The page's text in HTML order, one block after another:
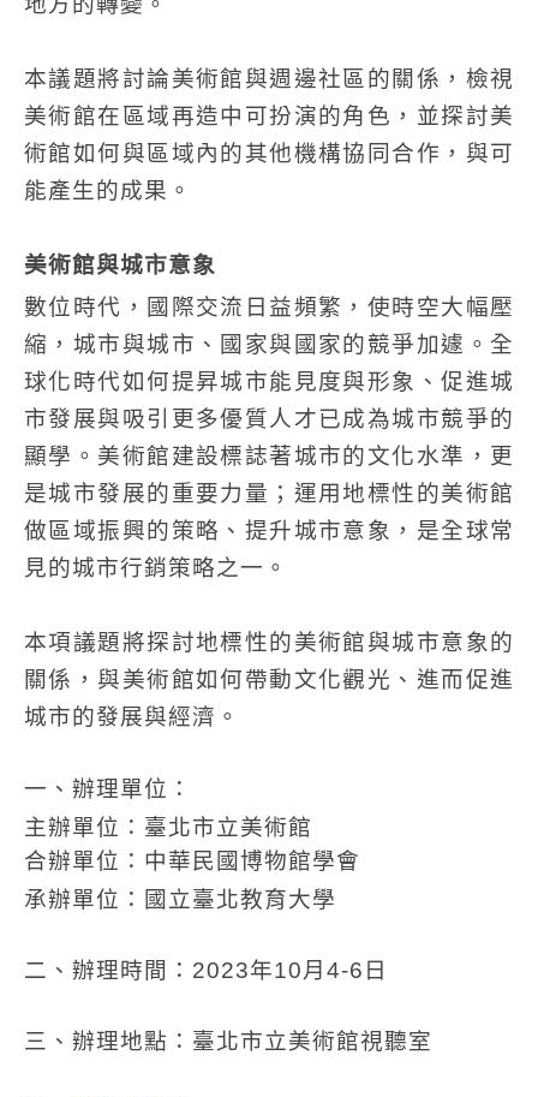
本議題將討論美術館與週邊社區的關係，檢視
美術館在區域再造中可扮演的角色，並探討美
術館如何與區域內的其他機構協同合作，與可
能產生的成果。
美術館與城市意象
數位時代，國際交流日益頻繁，使時空大幅壓
縮，城市與城市、國家與國家的競爭加遽。全
球化時代如何提昇城市能見度與形象、促進城
市發展與吸引更多優質人才已成為城市競爭的
顯學。美術館建設標誌著城市的文化水準，更
是城市發展的重要力量；運用地標性的美術館
做區域振興的策略、提升城市意象，是全球常
見的城市行銷策略之一。
本項議題將探討地標性的美術館與城市意象的
關係，與美術館如何帶動文化觀光、進而促進
城市的發展與經濟。
一、辦理單位：
主辦單位：臺北市立美術館
合辦單位：中華民國博物館學會
承辦單位：國立臺北教育大學
二、辦理時間：2023年10月4-6日
三、辦理地點：臺北市立美術館視聽室